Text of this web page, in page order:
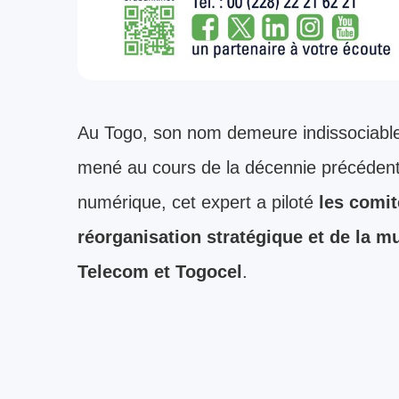
Au Togo, son nom demeure
mené au cours de la décennie
numérique, cet expert a piloté les
réorganisation stratégique et de la
Telecom et Togocel .